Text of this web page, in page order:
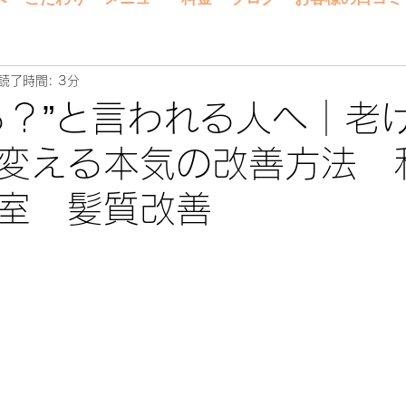
？”と言われる人へ｜老
える本気の改善方法
髪質改善
了時間: 3分